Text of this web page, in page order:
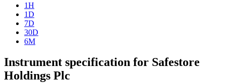
1H
1D
7D
30D
6M
Instrument specification for Safestore
Holdings Plc